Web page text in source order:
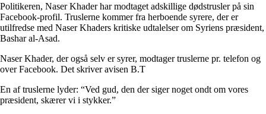
Politikeren, Naser Khader har modtaget adskillige dødstrusler på sin
Facebook-profil. Truslerne kommer fra herboende syrere, der er
utilfredse med Naser Khaders kritiske udtalelser om Syriens præsident,
Bashar al-Asad.
Naser Khader, der også selv er syrer, modtager truslerne pr. telefon og
over Facebook. Det skriver avisen B.T
En af truslerne lyder: “Ved gud, den der siger noget ondt om vores
præsident, skærer vi i stykker.”